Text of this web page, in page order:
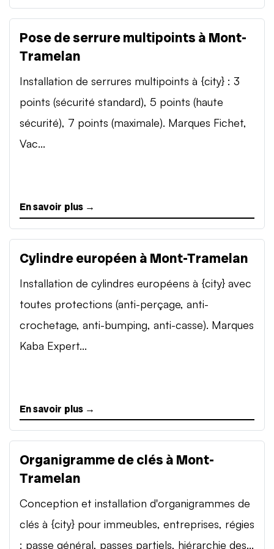
Pose de serrure multipoints à Mont-
Tramelan
Installation de serrures multipoints à {city} : 3
points (sécurité standard), 5 points (haute
sécurité), 7 points (maximale). Marques Fichet,
Vac...
En savoir plus →
Cylindre européen à Mont-Tramelan
Installation de cylindres européens à {city} avec
toutes protections (anti-perçage, anti-
crochetage, anti-bumping, anti-casse). Marques
Kaba Expert...
En savoir plus →
Organigramme de clés à Mont-
Tramelan
Conception et installation d'organigrammes de
clés à {city} pour immeubles, entreprises, régies
: passe général, passes partiels, hiérarchie des...